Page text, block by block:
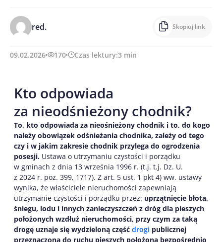
red. Skopiuj link
09.02.2026 170 Czas lektury:3 min
Kto odpowiada
za nieodśnieżony chodnik?
To, kto odpowiada za nieośnieżony chodnik i to, do kogo
należy obowiązek odśnieżania chodnika, zależy od tego
czy i w jakim zakresie chodnik przylega do ogrodzenia
posesji. Ustawa o utrzymaniu czystości i porządku
w gminach z dnia 13 września 1996 r. (t.j. t.j. Dz. U.
z 2024 r. poz. 399, 1717). Z art. 5 ust. 1 pkt 4) ww. ustawy
wynika, że właściciele nieruchomości zapewniają
utrzymanie czystości i porządku przez: uprzątnięcie błota,
śniegu, lodu i innych zanieczyszczeń z dróg dla pieszych
położonych wzdłuż nieruchomości, przy czym za taką
drogę uznaje się wydzieloną część drogi publicznej
przeznaczoną do ruchu pieszych położoną bezpośrednio